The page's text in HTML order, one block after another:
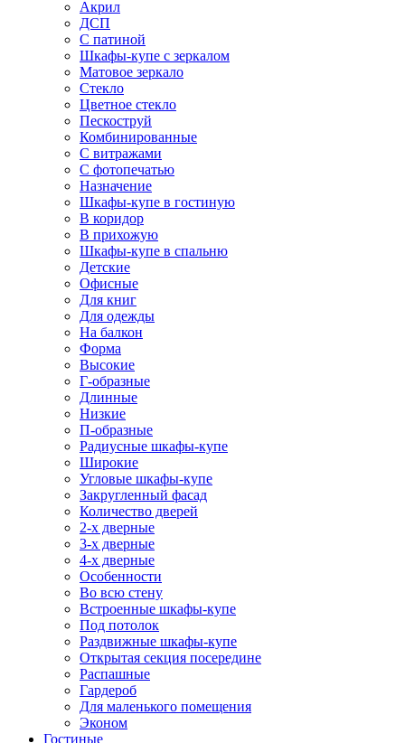
Акрил
ДСП
С патиной
Шкафы-купе с зеркалом
Матовое зеркало
Стекло
Цветное стекло
Пескоструй
Комбинированные
С витражами
С фотопечатью
Назначение
Шкафы-купе в гостиную
В коридор
В прихожую
Шкафы-купе в спальню
Детские
Офисные
Для книг
Для одежды
На балкон
Форма
Высокие
Г-образные
Длинные
Низкие
П-образные
Радиусные шкафы-купе
Широкие
Угловые шкафы-купе
Закругленный фасад
Количество дверей
2-х дверные
3-х дверные
4-х дверные
Особенности
Во всю стену
Встроенные шкафы-купе
Под потолок
Раздвижные шкафы-купе
Открытая секция посередине
Распашные
Гардероб
Для маленького помещения
Эконом
Гостиные